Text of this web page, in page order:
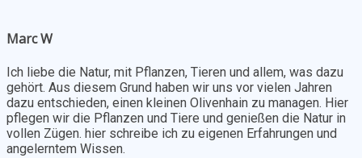
Marc W
Ich liebe die Natur, mit Pflanzen, Tieren und allem, was dazu
gehört. Aus diesem Grund haben wir uns vor vielen Jahren
dazu entschieden, einen kleinen Olivenhain zu managen. Hier
pflegen wir die Pflanzen und Tiere und genießen die Natur in
vollen Zügen. hier schreibe ich zu eigenen Erfahrungen und
angelerntem Wissen.